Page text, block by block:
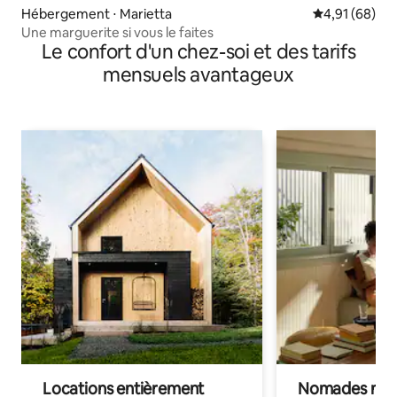
Hébergement ⋅ Marietta Évaluation
4,91 (68)
Une marguerite si vous le faites
Le confort d'un chez-soi et des tarifs
mensuels avantageux
Locations entièrement Nomades